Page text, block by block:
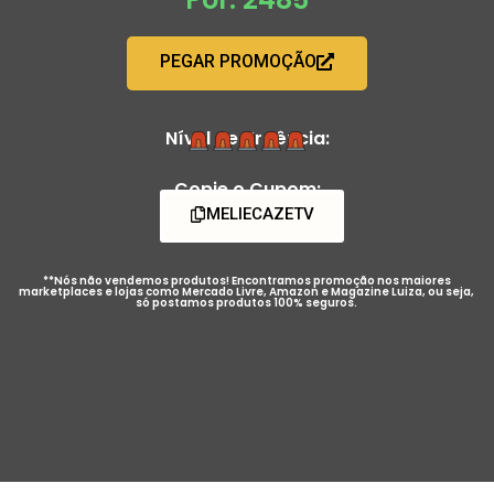
PEGAR PROMOÇÃO
Nível de Urgência:
Copie o Cupom:
MELIECAZETV
**Nós não vendemos produtos! Encontramos promoção nos maiores
marketplaces e lojas como Mercado Livre, Amazon e Magazine Luiza, ou seja,
só postamos produtos 100% seguros.